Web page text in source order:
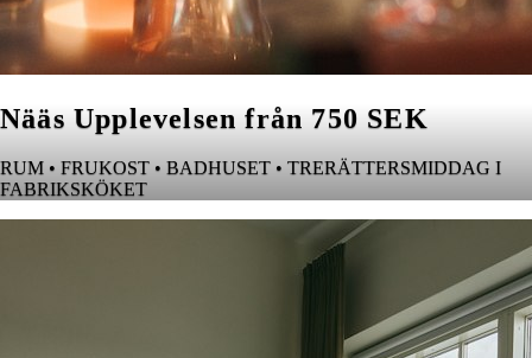
Nääs Upplevelsen från 750 SEK
RUM • FRUKOST • BADHUSET • TRERÄTTERSMIDDAG I
FABRIKSKÖKET